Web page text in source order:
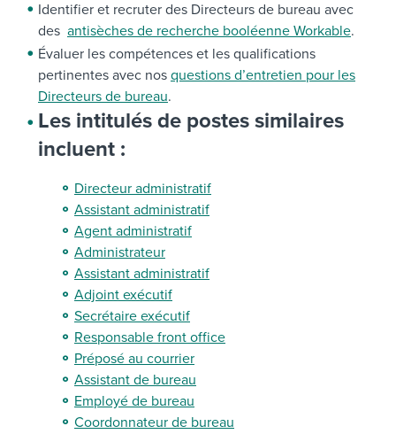
Identifier et recruter des Directeurs de bureau avec
des antisèches de recherche booléenne Workable.
Évaluer les compétences et les qualifications
pertinentes avec nos questions d’entretien pour les
Directeurs de bureau.
Les intitulés de postes similaires
incluent :
Directeur administratif
Assistant administratif
Agent administratif
Administrateur
Assistant administratif
Adjoint exécutif
Secrétaire exécutif
Responsable front office
Préposé au courrier
Assistant de bureau
Employé de bureau
Coordonnateur de bureau